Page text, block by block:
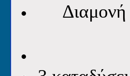
Διαμονή